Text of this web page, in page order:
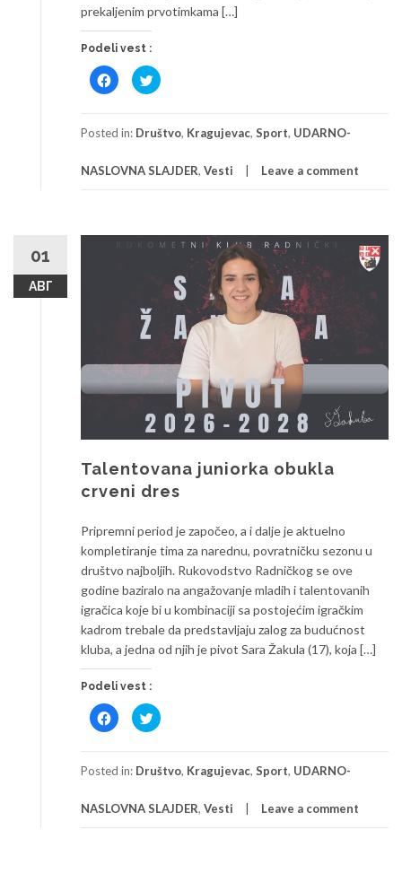
prekaljenim prvotimkama […]
Podeli vest :
Click
to
share
(Opens
in
window)
Click
to
(Opens
in
window)
Posted in: Društvo, Kragujevac, Sport, UDARNO-
NASLOVNA SLAJDER, Vesti Leave a comment
01
АВГ
Talentovana juniorka obukla
crveni dres
Pripremni period je započeo, a i dalje je aktuelno
kompletiranje tima za narednu, povratničku sezonu u
društvo najboljih. Rukovodstvo Radničkog se ove
godine baziralo na angažovanje mladih i talentovanih
igračica koje bi u kombinaciji sa postojećim igračkim
kadrom trebale da predstavljaju zalog za budućnost
kluba, a jedna od njih je pivot Sara Žakula (17), koja […]
Podeli vest :
Click
to
share
(Opens
in
window)
Click
to
(Opens
in
window)
Posted in: Društvo, Kragujevac, Sport, UDARNO-
NASLOVNA SLAJDER, Vesti Leave a comment